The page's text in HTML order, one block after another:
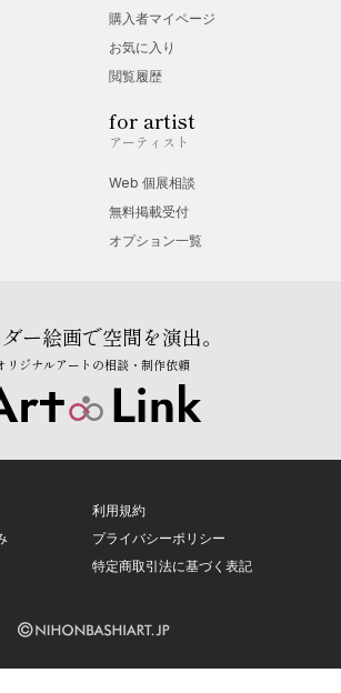
購入者マイページ
お気に入り
閲覧履歴
for artist
アーティスト
Web 個展相談
無料掲載受付
オプション一覧
ー絵画で空間を演出。
リジナルアートの相談・制作依頼
利用規約
プライバシーポリシー
特定商取引法に基づく表記